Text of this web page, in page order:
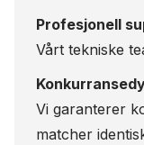
Profesjonell
Vårt tekniske
Vi garanterer
matcher